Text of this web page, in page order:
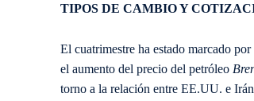
TIPOS DE CAMBIO Y
El cuatrimestre ha estado marcado
el aumento del precio del petróleo
torno a la relación entre EE.UU. e